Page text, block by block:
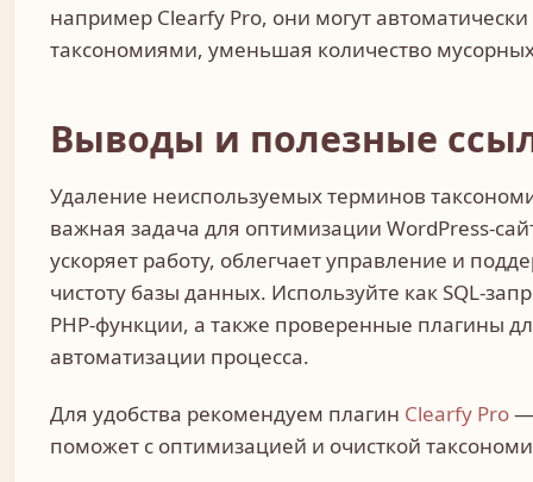
например Clearfy Pro, они могут
таксономиями, уменьшая количество
Выводы и полезные
Удаление неиспользуемых терминов
важная задача для оптимизации WordPress-
ускоряет работу, облегчает управление и
чистоту базы данных. Используйте как SQL-
PHP-функции, а также проверенные плагины
автоматизации процесса.
Для удобства рекомендуем плагин Clearfy Pro—
поможет с оптимизацией и очисткой